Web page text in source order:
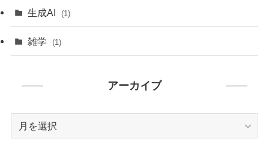
(7)
生成AI (1)
雑学 (1)
アーカイブ